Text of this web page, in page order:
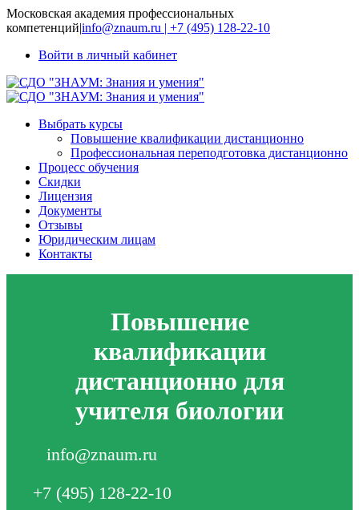
Московская академия профессиональных
компетенций|info@znaum.ru | +7 (495) 128-22-10
Войти в личный кабинет
Выбрать курсы
Повышение квалификации дистанционно
Профессиональная переподготовка дистанционно
Процесс обучения
Скидки
Лицензия
Документы
Отзывы
Юридическим лицам
Контакты
Повышение
квалификации
дистанционно для
учителя биологии
info@znaum.ru
+7 (495) 128-22-10